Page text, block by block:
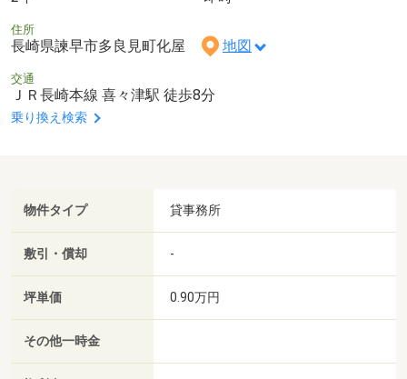
住所
長崎県諫早市多良見町化屋 地図
交通
ＪＲ長崎本線 喜々津駅 徒歩8分
乗り換え検索
物件タイプ 貸事務所
敷引・償却 -
坪単価 0.90万円
その他一時金